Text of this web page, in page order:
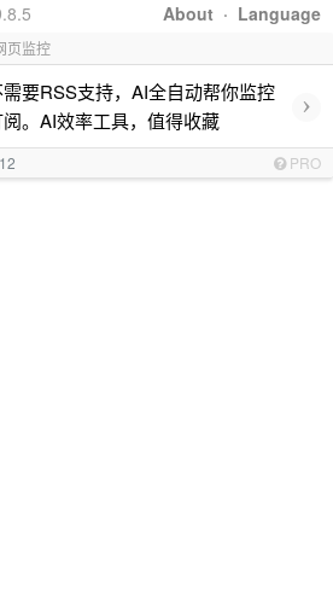
About · Language
页监控
要RSS支持，AI全自动帮你监控
。AI效率工具，值得收藏
›
PRO